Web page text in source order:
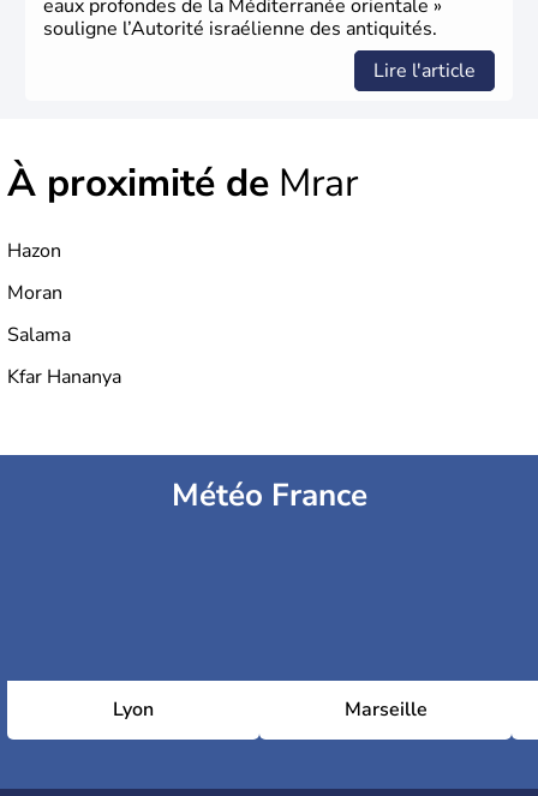
eaux profondes de la Méditerranée orientale »
souligne l’Autorité israélienne des antiquités.
Lire l'article
À proximité de Mrar
Hazon
Moran
Salama
Kfar Hananya
Météo France
Lyon Marseille